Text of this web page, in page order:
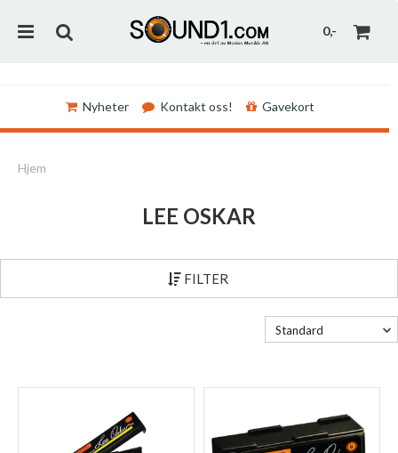
0,-
Nyheter Kontakt oss! Gavekort
Hjem
LEE OSKAR
FILTER
Standard